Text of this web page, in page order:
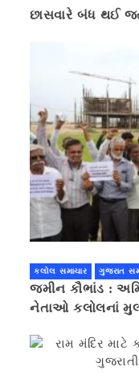
છાસવારે બંધ થઈ
કલોલ સમાચાર ગુજરાત
જમીન કૌભાંડ :
નેતાઓ કલોલનાં